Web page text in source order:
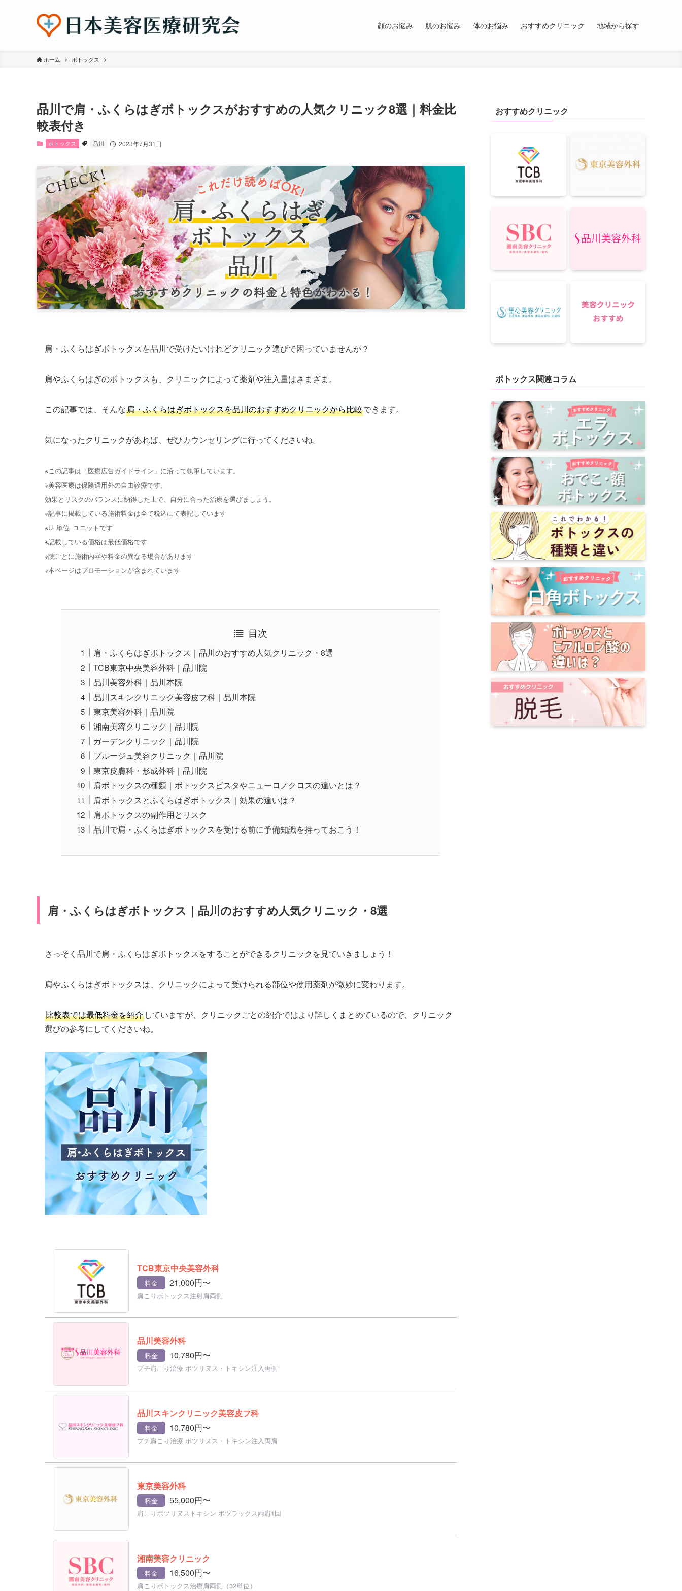
顔のお悩み 肌のお悩み 体のお悩み おすすめクリニック 地域から探す
ホーム ボトックス
品川で肩・ふくらはぎボトックスがおすすめの人気クリニック8選｜料金比
較表付き
ボトックス 品川 2023年7月31日
肩・ふくらはぎボトックスを品川で受けたいけれどクリニック選びで困っていませんか？
肩やふくらはぎのボトックスも、クリニックによって薬剤や注入量はさまざま。
この記事では、そんな肩・ふくらはぎボトックスを品川のおすすめクリニックから比較できます。
気になったクリニックがあれば、ぜひカウンセリングに行ってくださいね。
※この記事は「医療広告ガイドライン」に沿って執筆しています。
※美容医療は保険適用外の自由診療です。
効果とリスクのバランスに納得した上で、自分に合った治療を選びましょう。
※記事に掲載している施術料金は全て税込にて表記しています
※U=単位=ユニットです
※記載している価格は最低価格です
※院ごとに施術内容や料金の異なる場合があります
※本ページはプロモーションが含まれています
目次
肩・ふくらはぎボトックス｜品川のおすすめ人気クリニック・8選
TCB東京中央美容外科｜品川院
品川美容外科｜品川本院
品川スキンクリニック美容皮フ科｜品川本院
東京美容外科｜品川院
湘南美容クリニック｜品川院
ガーデンクリニック｜品川院
プルージュ美容クリニック｜品川院
東京皮膚科・形成外科｜品川院
肩ボトックスの種類｜ボトックスビスタやニューロノクロスの違いとは？
肩ボトックスとふくらはぎボトックス｜効果の違いは？
肩ボトックスの副作用とリスク
品川で肩・ふくらはぎボトックスを受ける前に予備知識を持っておこう！
肩・ふくらはぎボトックス｜品川のおすすめ人気クリニック・8選
さっそく品川で肩・ふくらはぎボトックスをすることができるクリニックを見ていきましょう！
肩やふくらはぎボトックスは、クリニックによって受けられる部位や使用薬剤が微妙に変わります。
比較表では最低料金を紹介 していますが、クリニックごとの紹介ではより詳しくまとめているので、クリニック
選びの参考にしてくださいね。
TCB東京中央美容外科
料金 21,000円〜
肩こりボトックス注射肩両側
品川美容外科
料金 10,780円〜
プチ肩こり治療 ボツリヌス・トキシン注入両側
品川スキンクリニック美容皮フ科
料金 10,780円〜
プチ肩こり治療 ボツリヌス・トキシン注入両肩
東京美容外科
料金 55,000円〜
肩こりボツリヌストキシン ボツラックス両肩1回
湘南美容クリニック
料金 16,500円〜
肩こりボトックス治療肩両側（32単位）
おすすめクリニック
ボトックス関連コラム